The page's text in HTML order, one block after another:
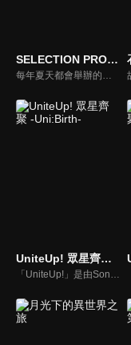
SELECTION PROJECT
每年夏天都會舉辦的「SELECTION PROJECT」，是所有想成為偶像的少女畢生憧憬的舞台，同時也是傳說中的偶像「天澤燈」誕生的地方。從小體弱多病的美山鈴音，曾躺在病床上聽了無數次燈演唱的歌曲。燈的歌聲帶給她笑容與勇氣。國中最後一年的夏天，為了實現夢想，鈴音決定報名參加「SELECTION PROJECT」。
UniteUp! 眾星齊聚 -Uni:Birth-
「UniteUp!」是由Sony Music獻上的多次元偶像計畫。以自己作曲的歌曲為中心展現獨一無二之歌聲的「春賀」。藉由高水準的演出展現出壓倒性之存在感的頂尖偶像「Anela」由他們所共織出的歌曲及理念將會帶來嶄新的故事。